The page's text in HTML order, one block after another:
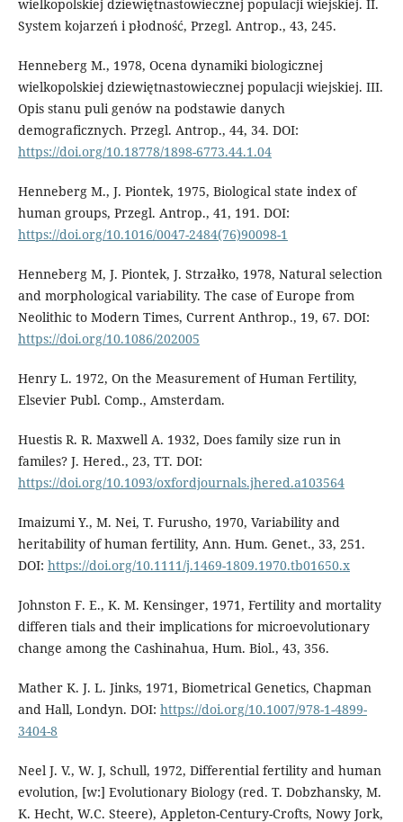
wielkopolskiej dziewiętnastowiecznej populacji wiejskiej. II.
System kojarzeń i płodność, Przegl. Antrop., 43, 245.
Henneberg M., 1978, Ocena dynamiki biologicznej
wielkopolskiej dziewiętnastowiecznej populacji wiejskiej. III.
Opis stanu puli genów na podstawie danych
demograficznych. Przegl. Antrop., 44, 34. DOI:
https://doi.org/10.18778/1898-6773.44.1.04
Henneberg M., J. Piontek, 1975, Biological state index of
human groups, Przegl. Antrop., 41, 191. DOI:
https://doi.org/10.1016/0047-2484(76)90098-1
Henneberg M, J. Piontek, J. Strzałko, 1978, Natural selection
and morphological variability. The case of Europe from
Neolithic to Modern Times, Current Anthrop., 19, 67. DOI:
https://doi.org/10.1086/202005
Henry L. 1972, On the Measurement of Human Fertility,
Elsevier Publ. Comp., Amsterdam.
Huestis R. R. Maxwell A. 1932, Does family size run in
familes? J. Hered., 23, TT. DOI:
https://doi.org/10.1093/oxfordjournals.jhered.a103564
Imaizumi Y., M. Nei, T. Furusho, 1970, Variability and
heritability of human fertility, Ann. Hum. Genet., 33, 251.
DOI: https://doi.org/10.1111/j.1469-1809.1970.tb01650.x
Johnston F. E., K. M. Kensinger, 1971, Fertility and mortality
differen tials and their implications for microevolutionary
change among the Cashinahua, Hum. Biol., 43, 356.
Mather K. J. L. Jinks, 1971, Biometrical Genetics, Chapman
and Hall, Londyn. DOI: https://doi.org/10.1007/978-1-4899-
3404-8
Neel J. V., W. J, Schull, 1972, Differential fertility and human
evolution, [w:] Evolutionary Biology (red. T. Dobzhansky, M.
K. Hecht, W.C. Steere), Appleton-Century-Crofts, Nowy Jork,